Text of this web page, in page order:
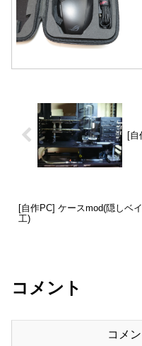
[自
[自作PC] ケースmod(隠しベ
工)
コメント
コメ